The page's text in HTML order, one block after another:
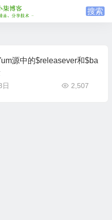
源中的$releasever和$ba
2,507